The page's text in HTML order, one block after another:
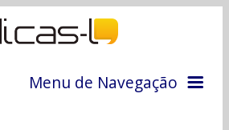
Menu de Navegação